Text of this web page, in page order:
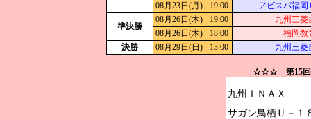
08月23日(月)
19:00 アビスパ福岡
準決勝
08月26日(木) 19:00
九州三菱
08月26日(木)
18:00
福岡教
決勝
08月29日(日) 13:00 九州三菱
☆☆☆ 第15回
九州ＩＮＡＸ
サガン鳥栖Ｕ－１